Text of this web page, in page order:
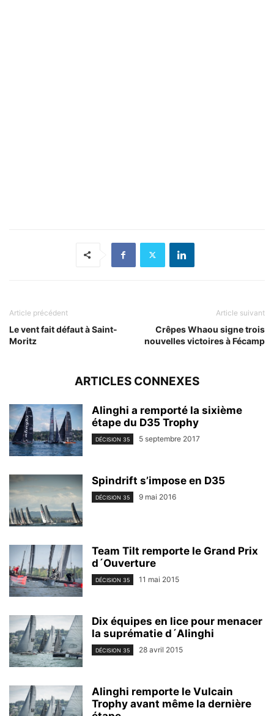
Article précédent
Le vent fait défaut à Saint-
Moritz
Article suivant
Crêpes Whaou signe trois
nouvelles victoires à Fécamp
ARTICLES CONNEXES
Alinghi a remporté la sixième
étape du D35 Trophy
DÉCISION 35 5 septembre 2017
Spindrift s’impose en D35
DÉCISION 35 9 mai 2016
Team Tilt remporte le Grand Prix
d´Ouverture
DÉCISION 35 11 mai 2015
Dix équipes en lice pour menacer
la suprématie d´Alinghi
DÉCISION 35 28 avril 2015
Alinghi remporte le Vulcain
Trophy avant même la dernière